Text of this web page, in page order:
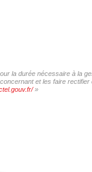
la durée nécessaire à la
et les faire
»